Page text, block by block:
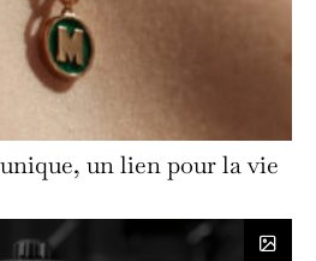
un lien pour la vie